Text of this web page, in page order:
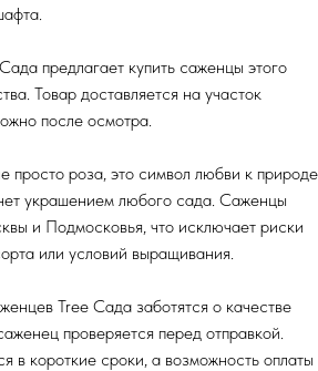
предлагает купить саженцы этого
Товар доставляется на участок
после осмотра.
просто роза, это символ любви к природе
украшением любого сада. Саженцы
и Подмосковья, что исключает риски
или условий выращивания.
Tree Сада заботятся о качестве
проверяется перед отправкой.
в короткие сроки, а возможность оплаты